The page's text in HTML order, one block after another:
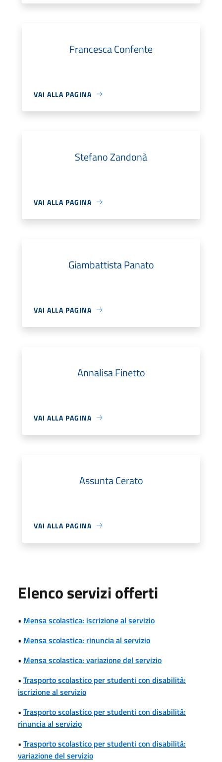
Francesca Confente
VAI ALLA PAGINA
Stefano Zandonà
VAI ALLA PAGINA
Giambattista Panato
VAI ALLA PAGINA
Annalisa Finetto
VAI ALLA PAGINA
Assunta Cerato
VAI ALLA PAGINA
Elenco servizi offerti
• Mensa scolastica: iscrizione al servizio
• Mensa scolastica: rinuncia al servizio
• Mensa scolastica: variazione del servizio
• Trasporto scolastico per studenti con disabilità:
iscrizione al servizio
• Trasporto scolastico per studenti con disabilità:
rinuncia al servizio
• Trasporto scolastico per studenti con disabilità:
variazione del servizio